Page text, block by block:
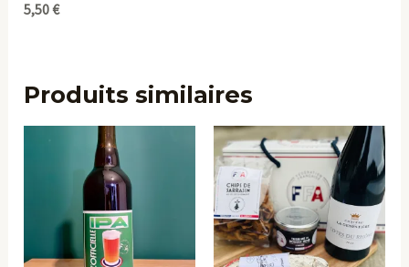
5,50€
Produits similaires
Plage
de
prix :
28,00 €
à
34,00 €